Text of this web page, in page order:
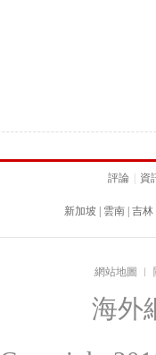
評論 資
新加坡 雲南 吉林
網站地圖 ︱
海外